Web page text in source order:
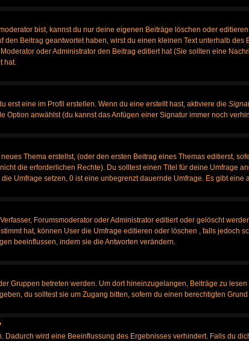
bist, kannst du nur deine eigenen Beiträge löschen oder
Beitrag geantwortet haben, wirst du einen kleinen Text unterhalb
oder Administrator den Beitrag editiert hat (Sie sollten eine
hat.
erst eine im Profil erstellen. Wenn du eine erstellt hast, aktiviere die
Option anwählst (du kannst das Anfügen einer Signatur immer noch
Thema erstellst, (oder den ersten Beitrag eines Themas editierst,
die erforderlichen Rechte). Du solltest einen Titel für deine Umfrage
Umfrage setzen, 0 ist eine unbegrenzt dauernde Umfrage. Es gibt
Forumsmoderator oder Administrator editiert oder gelöscht
hat, können User die Umfrage editieren oder löschen , falls
beeinflussen, indem sie die Antworten verändern.
Gruppen betreten werden. Um dort hineinzugelangen, Beiträge zu
du solltest sie um Zugang bitten, sofern du einen berechtigten
Dadurch wird eine Beeinflussung des Ergebnisses verhindert. Falls du